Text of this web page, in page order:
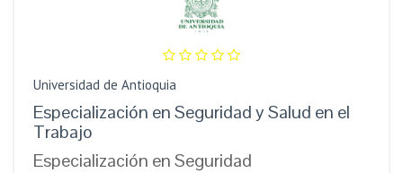
Universidad de Antioquia
Especialización en Seguridad y Salud en el
Trabajo
Especialización en Seguridad